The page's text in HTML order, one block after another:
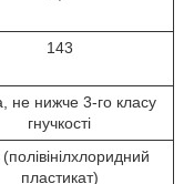
143
не нижче 3-го класу
гнучкості
пластикат)